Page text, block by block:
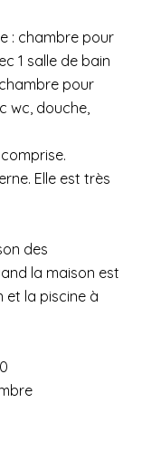
: chambre pour
1 salle de bain
pour
wc, douche,
Elle est très
des
la maison est
et la piscine à